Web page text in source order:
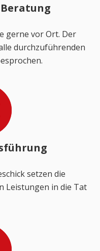
gerne vor Ort. Der
durchzuführenden
setzen die
Leistungen in die Tat